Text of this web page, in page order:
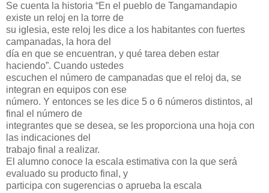
Se cuenta la historia “En el pueblo de Tangamandapio
existe un reloj en la torre de
su iglesia, este reloj les dice a los habitantes con fuertes
campanadas, la hora del
día en que se encuentran, y qué tarea deben estar
haciendo”. Cuando ustedes
escuchen el número de campanadas que el reloj da, se
integran en equipos con ese
número. Y entonces se les dice 5 o 6 números distintos, al
final el número de
integrantes que se desea, se les proporciona una hoja con
las indicaciones del
trabajo final a realizar.
El alumno conoce la escala estimativa con la que será
evaluado su producto final, y
participa con sugerencias o aprueba la escala